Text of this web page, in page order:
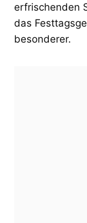
erfrischenden
das
besonderer.